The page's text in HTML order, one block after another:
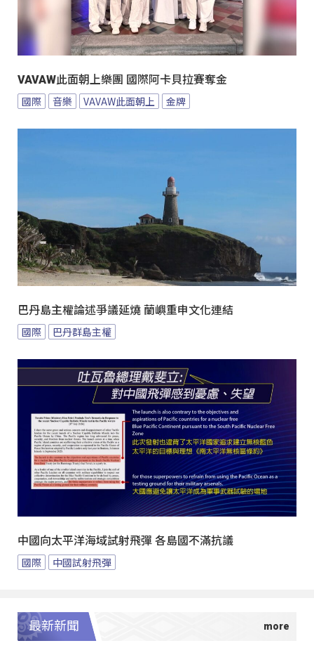
VAVAW此面朝上樂團 國際阿卡貝拉賽奪金
國際 音樂 VAVAW此面朝上 金牌
巴丹島主權論述爭議延燒 蘭嶼重申文化連結
國際 巴丹群島主權
中國向太平洋海域試射飛彈 各島國不滿抗議
國際 中國試射飛彈
最新新聞